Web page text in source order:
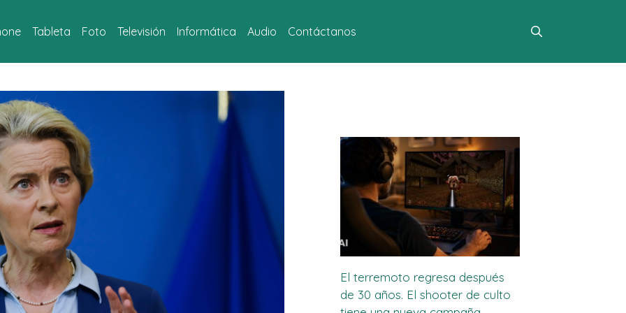
Tableta Foto Televisión Informática Audio Contáctanos
El terremoto regresa después
de 30 años. El shooter de culto